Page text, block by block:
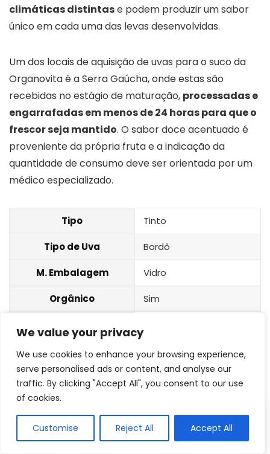
We value your privacy
We use cookies to enhance your browsing experience,
serve personalised ads or content, and analyse our
traffic. By clicking "Accept All", you consent to our use
of cookies.
Customise Reject All Accept All
climáticas distintase podem produzir um sabor
único em cada uma das levas desenvolvidas.
Um dos locais de aquisição de uvas para o suco da
Organovita é a Serra Gaúcha, onde estas são
recebidas no estágio de maturação, processadas e
engarrafadas em menos de 24 horas para que o
frescor seja mantido. O sabor doce acentuado é
proveniente da própria fruta e a indicação da
quantidade de consumo deve ser orientada por um
médico especializado.
Tipo Tinto
Tipo de Uva Bordô
M. Embalagem Vidro
Orgânico Sim
8 Suco Uva Branco Integral – Mitto